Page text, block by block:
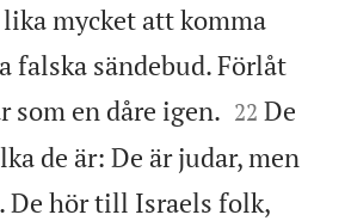
lika mycket att komma
falska sändebud. Förlåt
som en dåre igen. 

22 De
de är: De är judar, men
De hör till Israels folk,